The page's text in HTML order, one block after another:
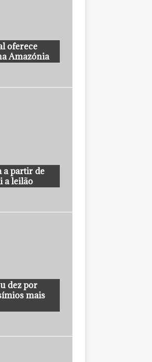
oferece
Amazónia
a partir de
a leilão
dez por
mais